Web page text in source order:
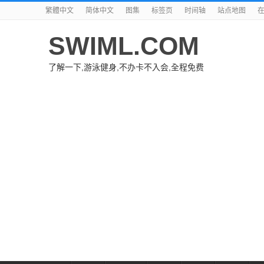
繁體中文 简体中文 图集 标签页 时间轴 站点地图
SWIML.COM
了解一下,游泳健身,不办卡不入会,全程免费